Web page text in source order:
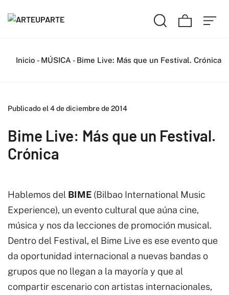
Inicio - MÚSICA - Bime Live: Más que un Festival. Crónica
Publicado el 4 de diciembre de 2014
Bime Live: Más que un Festival.
Crónica
Hablemos del BIME (Bilbao International Music
Experience), un evento cultural que aúna cine,
música y nos da lecciones de promoción musical.
Dentro del Festival, el Bime Live es ese evento que
da oportunidad internacional a nuevas bandas o
grupos que no llegan a la mayoría y que al
compartir escenario con artistas internacionales,